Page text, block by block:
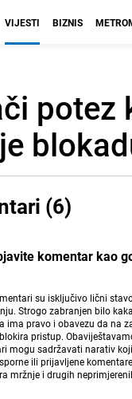
VIJESTI BIZNIS
potez
(6)
komentar kao
su isključivo lični
Strogo zabranjen bilo
ima pravo i obavezu da na
pristup.
mogu sadržavati narativ
ili prijavljene
mržnje i drugih